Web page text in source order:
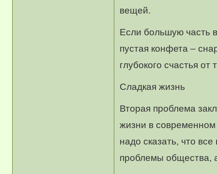
вещей.
Если большую часть
пустая конфета –
глубокого счастья от
Сладкая жизнь
Вторая проблема
жизни в
надо сказать, что
проблемы общества,